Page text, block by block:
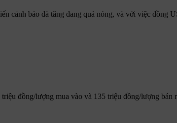
cảnh báo đà tăng đang quá nóng, và với việc đồng
đồng/lượng mua vào và 135 triệu đồng/lượng bán